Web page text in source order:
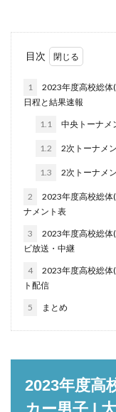
目次
1
2023年度高校総体
日程と結果速報
1.1 中央トーナメ
1.2 2次トーナメ
1.3 2次トーナメ
2
2023年度高校総体
ナメント表
3
2023年度高校総体
ビ放送・中継
4
2023年度高校総体
ト配信
5 まとめ
2023年度高